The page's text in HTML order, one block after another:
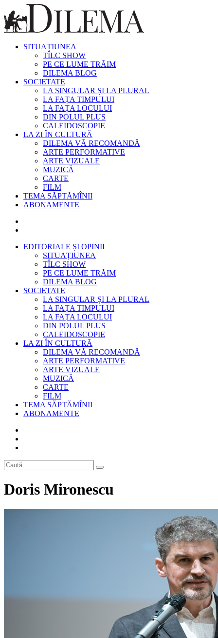
SITUAȚIUNEA
TÎLC SHOW
PE CE LUME TRĂIM
DILEMA BLOG
SOCIETATE
LA SINGULAR ȘI LA PLURAL
LA FAȚA TIMPULUI
LA FAȚA LOCULUI
DIN POLUL PLUS
CALEIDOSCOPIE
LA ZI ÎN CULTURĂ
DILEMA VĂ RECOMANDĂ
ARTE PERFORMATIVE
ARTE VIZUALE
MUZICĂ
CARTE
FILM
TEMA SĂPTĂMÎNII
ABONAMENTE
EDITORIALE ȘI OPINII
SITUAȚIUNEA
TÎLC SHOW
PE CE LUME TRĂIM
DILEMA BLOG
SOCIETATE
LA SINGULAR ȘI LA PLURAL
LA FAȚA TIMPULUI
LA FAȚA LOCULUI
DIN POLUL PLUS
CALEIDOSCOPIE
LA ZI ÎN CULTURĂ
DILEMA VĂ RECOMANDĂ
ARTE PERFORMATIVE
ARTE VIZUALE
MUZICĂ
CARTE
FILM
TEMA SĂPTĂMÎNII
ABONAMENTE
Doris Mironescu